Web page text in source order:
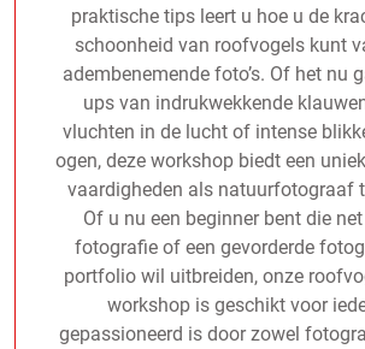
praktische tips leert u hoe u de
schoonheid van roofvogels kunt
adembenemende foto’s. Of het nu
ups van indrukwekkende
vluchten in de lucht of intense
ogen, deze workshop biedt een
vaardigheden als natuurfotograaf
Of u nu een beginner bent die
fotografie of een gevorderde
portfolio wil uitbreiden, onze
workshop is geschikt voor
gepassioneerd is door zowel